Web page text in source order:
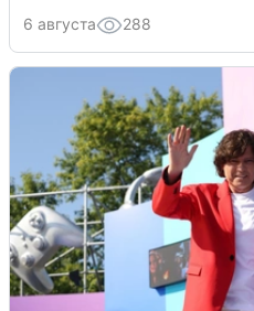
6 августа 288